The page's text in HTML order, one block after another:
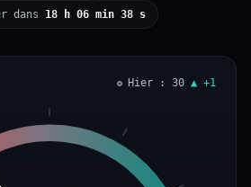
dans 18 h 06 min 37 s
Hier : 30 ▲ +1